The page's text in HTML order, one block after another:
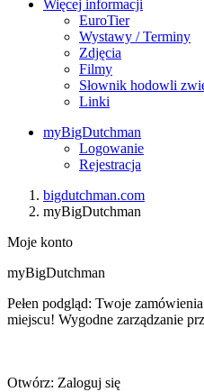
Więcej informacji
EuroTier
Wystawy / Terminy
Zdjęcia
Filmy
Słownik hodowli
Linki
myBigDutchman
Logowanie
Rejestracja
bigdutchman.com
myBigDutchman
Moje konto
myBigDutchman
Pełen podgląd: Twoje
miejscu! Wygodne
Otwórz: Zaloguj się